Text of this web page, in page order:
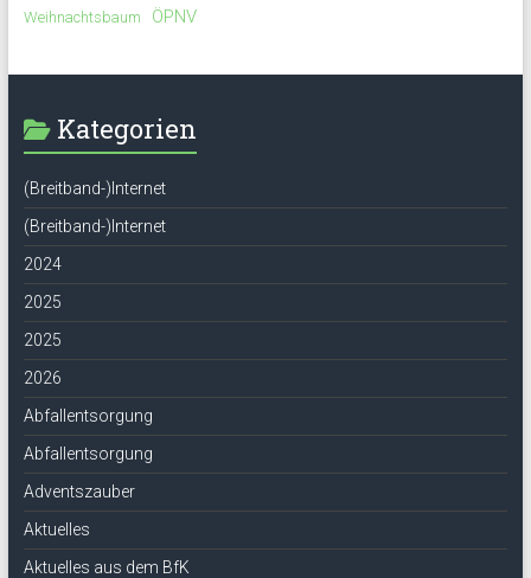
Weihnachtsbaum ÖPNV
Kategorien
(Breitband-)Internet
(Breitband-)Internet
2024
2025
2025
2026
Abfallentsorgung
Abfallentsorgung
Adventszauber
Aktuelles
Aktuelles aus dem BfK